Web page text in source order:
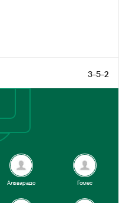
3-5-2
Альварадо Гомес